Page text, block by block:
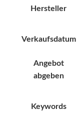
Hersteller
Verkaufsdatum
Angebot
abgeben
Keywords